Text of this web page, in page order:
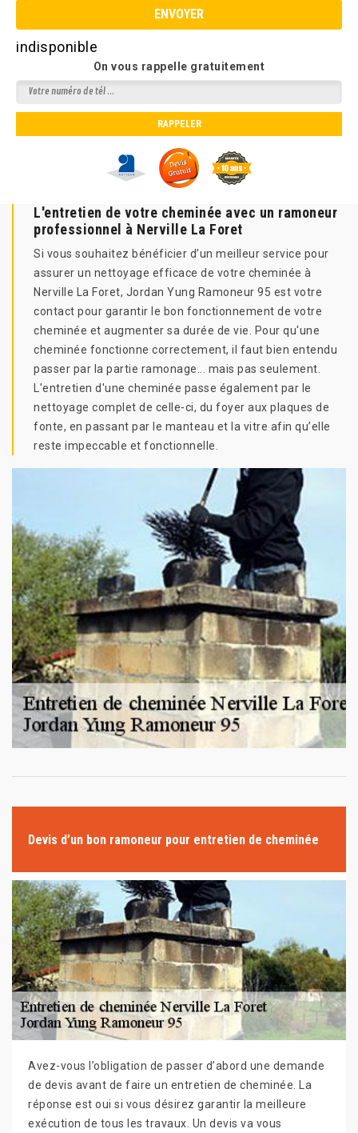
indisponible
On vous rappelle gratuitement
L'entretien de votre cheminée avec un ramoneur
professionnel à Nerville La Foret
Si vous souhaitez bénéficier d’un meilleur service pour
assurer un nettoyage efficace de votre cheminée à
Nerville La Foret, Jordan Yung Ramoneur 95 est votre
contact pour garantir le bon fonctionnement de votre
cheminée et augmenter sa durée de vie. Pour qu'une
cheminée fonctionne correctement, il faut bien entendu
passer par la partie ramonage... mais pas seulement.
L'entretien d'une cheminée passe également par le
nettoyage complet de celle-ci, du foyer aux plaques de
fonte, en passant par le manteau et la vitre afin qu’elle
reste impeccable et fonctionnelle.
Devis d’un bon ramoneur pour entretien de cheminée
Avez-vous l’obligation de passer d’abord une demande
de devis avant de faire un entretien de cheminée. La
réponse est oui si vous désirez garantir la meilleure
exécution de tous les travaux. Un devis va vous